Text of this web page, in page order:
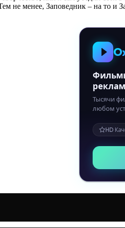
не менее, Заповедник – на то
Тысячи
любом
HD